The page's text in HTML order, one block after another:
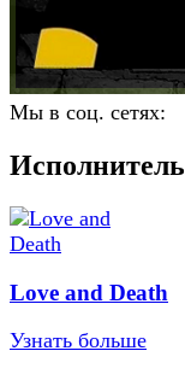
Мы в соц. сетях:
Исполнитель
Love and Death
Узнать больше